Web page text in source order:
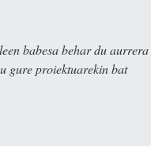
babesa behar du aurrera
gure proiektuarekin bat